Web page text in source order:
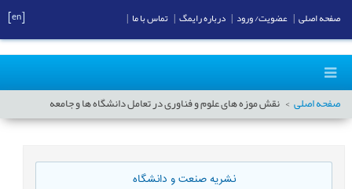
صفحه اصلی نقش موزه های علوم و فناوری در تعامل دانشگاه ها و جامعه
نشریه صنعت و دانشگاه
صفحه اصلی عضویت/ ورود درباره رایمگ تماس با ما